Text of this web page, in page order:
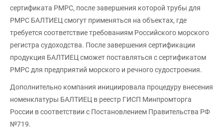
сертификата РМРС, после завершения которой трубы для
РМРС БАЛТИЕЦ смогут применяться на объектах, где
требуется соответствие требованиям Российского морского
регистра судоходства. После завершения сертификации
продукция БАЛТИЕЦ сможет поставляться с сертификатом
РМРС для предприятий морского и речного судостроения.
Дополнительно компания инициировала процедуру внесения
номенклатуры БАЛТИЕЦ в реестр ГИСП Минпромторга
России в соответствии с Постановлением Правительства РФ
№719.